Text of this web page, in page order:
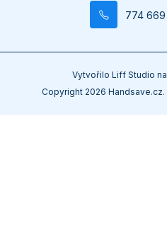
774
Vytvořilo Liff Studio
Copyright 2026 Handsave.cz